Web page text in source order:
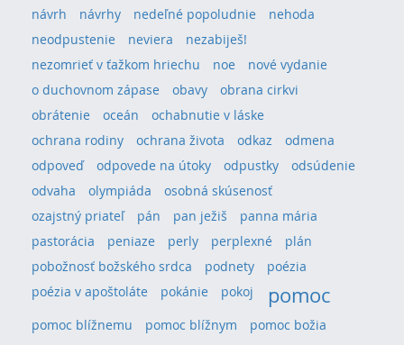
návrh
návrhy nedeľné popoludnie
nehoda
neodpustenie
neviera
nezabiješ!
nezomrieť v ťažkom hriechu
noe
nové vydanie
o duchovnom zápase
obavy
obrana cirkvi
obrátenie
oceán
ochabnutie v láske
ochrana rodiny
ochrana života odkaz
odmena
odpoveď
odpovede na útoky odpustky
odsúdenie
odvaha
olympiáda
osobná skúsenosť
ozajstný priateľ
pán pan ježiš
panna mária
pastorácia
peniaze perly perplexné
plán
pobožnosť božského srdca
podnety
poézia
poézia v apoštoláte
pokánie pokoj pomoc
pomoc blížnemu pomoc blížnym
pomoc božia